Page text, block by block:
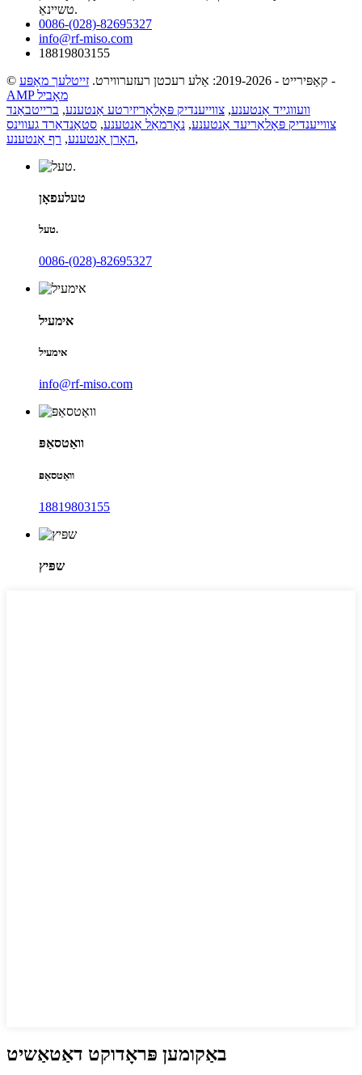
טשיינאַ.
0086-(028)-82695327
info@rf-miso.com
18819803155
© קאַפּירייט - 2019-2026: אַלע רעכטן רעזערווירט.
זייטלעך מאַפּע
-
AMP מאָביל
וועווגייד אַנטענע, צווייענדיק פּאָלאַריזירטע אַנטענע, ברייטבאַנד
צווייענדיק פּאָלאַריעד אַנטענע, נאָרמאַל אַנטענע, סטאַנדאַרד געווינס
האָרן אַנטענע, רף אַנטענע ,
טעלעפאָן
טעל.
0086-(028)-82695327
אימעיל
אימעיל
info@rf-miso.com
וואַטסאַפּ
וואַטסאַפּ
18819803155
שפּיץ
באַקומען פּראָדוקט דאַטאַשיט